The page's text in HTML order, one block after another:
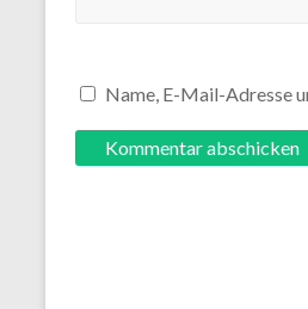
Name, E-Mail-Adresse